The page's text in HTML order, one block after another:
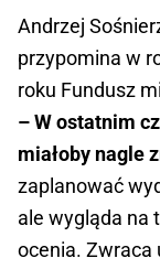
Andrzej
przypomina w
roku Fundusz
– W ostatnim
miałoby nagle
zaplanować
ale wygląda na
ocenia. Zwraca